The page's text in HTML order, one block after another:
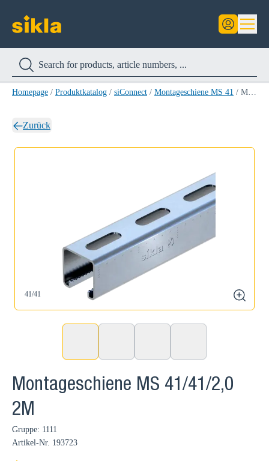
Homepage / Produktkatalog / siConnect / Montageschiene MS 41 / Montageschiene MS 41/41/2,0 2M
Zurück
41/41
zoom
Montageschiene MS 41/41/2,0
2M
Gruppe: 1111
Artikel-Nr. 193723